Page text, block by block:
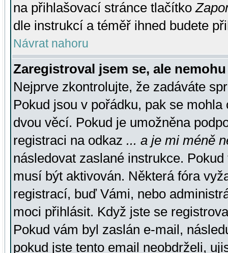
na přihlašovací stránce tlačítko
dle instrukcí a téměř ihned budete
Návrat nahoru
Zaregistroval jsem se, ale
Nejprve zkontrolujte, že zadáváte
Pokud jsou v pořádku, pak se
dvou věcí. Pokud je umožněna
registraci na odkaz ... a je mi méně
následovat zaslané instrukce.
musí být aktivován. Některá fóra
registrací, buď Vámi, nebo
moci přihlásit. Když jste se
Pokud vám byl zaslán e-mail,
pokud jste tento email neobdrželi,